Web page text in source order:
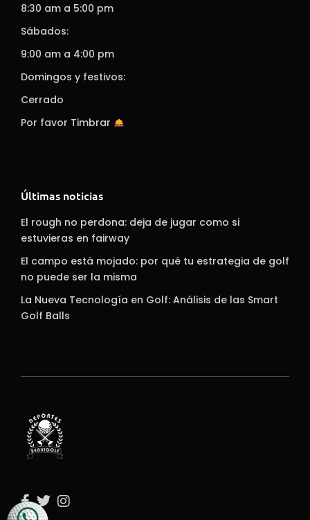
8:30 am a 5:00 pm
Sábados:
9:00 am a 4:00 pm
Domingos y festivos:
Cerrado
Por favor Timbrar
Últimas noticias
El rough no perdona: deja de jugar como si
estuvieras en fairway
El campo está mojado: por qué tu estrategia de golf
no puede ser la misma
La Nueva Tecnología en Golf: Análisis de las Smart
Golf Balls